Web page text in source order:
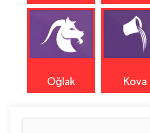
Oğlak Kova